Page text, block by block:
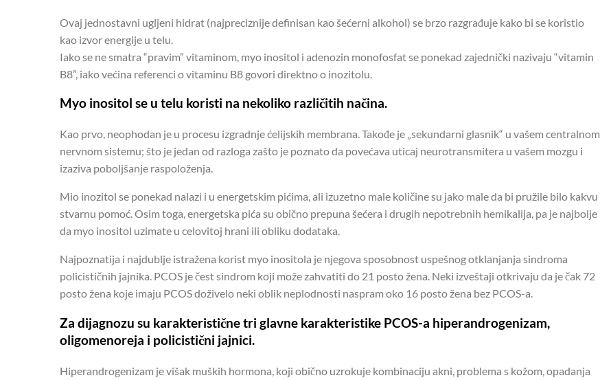
Ovaj jednostavni ugljeni hidrat (najpreciznije definisan kao šećerni alkohol) se brzo razgrađuje kako bi se koristio
kao izvor energije u telu.
Iako se ne smatra “pravim” vitaminom, myo inositol i adenozin monofosfat se ponekad zajednički nazivaju “vitamin
B8”, iako većina referenci o vitaminu B8 govori direktno o inozitolu.
Myo inositol se u telu koristi na nekoliko različitih načina.
Kao prvo, neophodan je u procesu izgradnje ćelijskih membrana. Takođe je „sekundarni glasnik“ u vašem centralnom
nervnom sistemu; što je jedan od razloga zašto je poznato da povećava uticaj neurotransmitera u vašem mozgu i
izaziva poboljšanje raspoloženja.
Mio inozitol se ponekad nalazi i u energetskim pićima, ali izuzetno male količine su jako male da bi pružile bilo kakvu
stvarnu pomoć. Osim toga, energetska pića su obično prepuna šećera i drugih nepotrebnih hemikalija, pa je najbolje
da myo inositol uzimate u celovitoj hrani ili obliku dodataka.
Najpoznatija i najdublje istražena korist myo inositola je njegova sposobnost uspešnog otklanjanja sindroma
policističnih jajnika. PCOS je čest sindrom koji može zahvatiti do 21 posto žena. Neki izveštaji otkrivaju da je čak 72
posto žena koje imaju PCOS doživelo neki oblik neplodnosti naspram oko 16 posto žena bez PCOS-a.
Za dijagnozu su karakteristične tri glavne karakteristike PCOS-a hiperandrogenizam,
oligomenoreja i policistični jajnici.
Hiperandrogenizam je višak muških hormona, koji obično uzrokuje kombinaciju akni, problema s kožom, opadanja